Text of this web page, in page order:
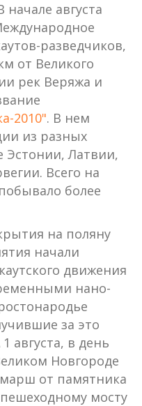
августа
разведчиков,
от Великого
рек Веряжа и
2010". В нем
из разных
Эстонии, Латвии,
Всего на
более
на поляну
начали
движения
нано-
за это
августа, в день
Новгороде
от памятника
мосту